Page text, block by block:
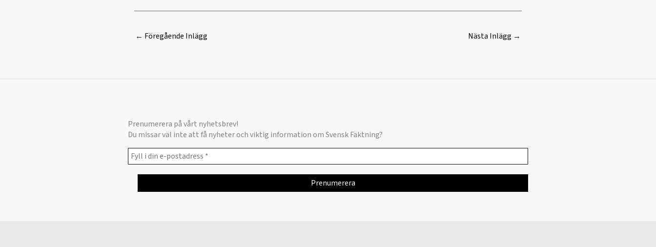
← Föregående Inlägg Nästa Inlägg →
Prenumerera på vårt nyhetsbrev!
Du missar väl inte att få nyheter och viktig information om Svensk Fäktning?